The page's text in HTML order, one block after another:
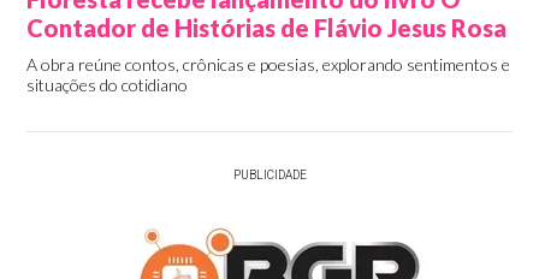
Contador de Histórias de Flávio Jesus Rosa
A obra reúne contos, crônicas e poesias, explorando sentimentos e
situações do cotidiano
PUBLICIDADE